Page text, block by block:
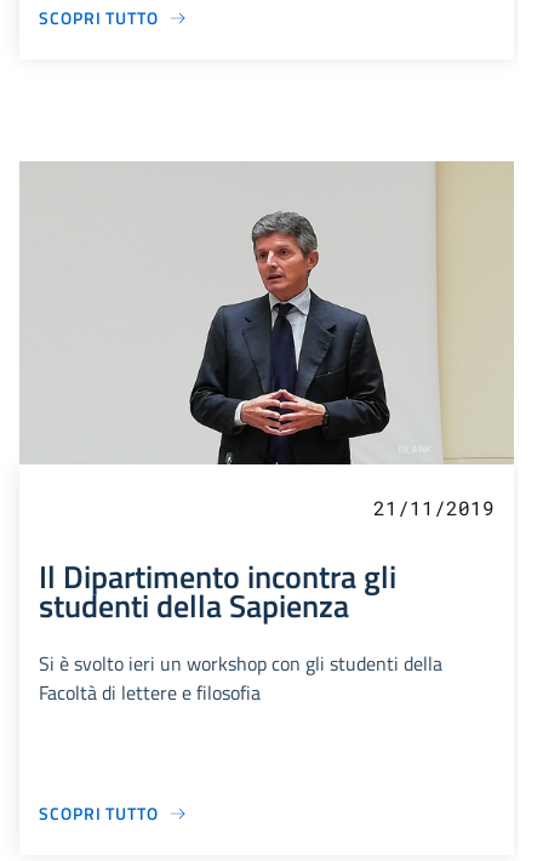
SCOPRI TUTTO
21/11/2019
Il Dipartimento incontra gli
studenti della Sapienza
Si è svolto ieri un workshop con gli studenti della
Facoltà di lettere e filosofia
SCOPRI TUTTO